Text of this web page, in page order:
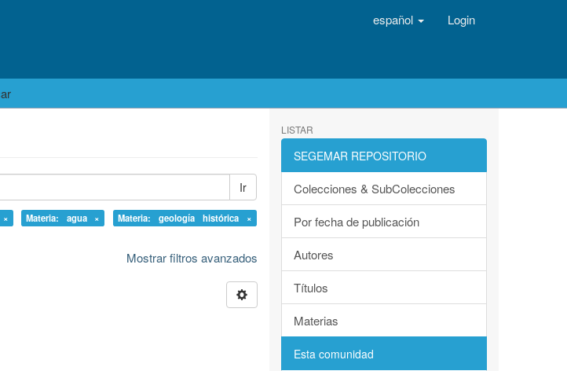
español Login
Ir
× Materia: agua ×
Materia: geología histórica ×
Mostrar filtros avanzados
LISTAR
SEGEMAR REPOSITORIO
Colecciones & SubColecciones
Por fecha de publicación
Autores
Títulos
Materias
Esta comunidad